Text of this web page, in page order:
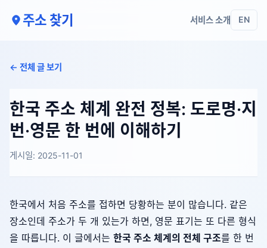
주소 찾기 서비스 소개 EN
← 전체 글 보기
한국 주소 체계 완전 정복: 도로명·지
번·영문 한 번에 이해하기
게시일: 2025-11-01
한국에서 처음 주소를 접하면 당황하는 분이 많습니다. 같은
장소인데 주소가 두 개 있는가 하면, 영문 표기는 또 다른 형식
을 따릅니다. 이 글에서는 한국 주소 체계의 전체 구조를 한 번